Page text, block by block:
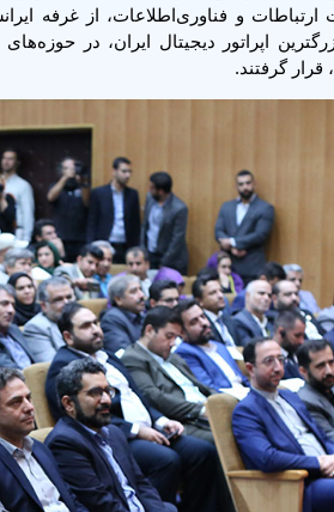
ارتباطات و فناوری‌اطلاعات، از غرفه
اپراتور دیجیتال ایران، در
قرار گرفتند.